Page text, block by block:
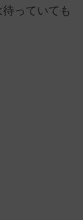
っていても